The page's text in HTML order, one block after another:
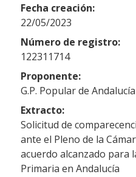
Fecha creación:
22/05/2023
Número de registro:
122311714
Proponente:
G.P. Popular de Andalucía
Extracto:
Solicitud de
ante el Pleno de la
acuerdo alcanzado para
Primaria en Andalucía